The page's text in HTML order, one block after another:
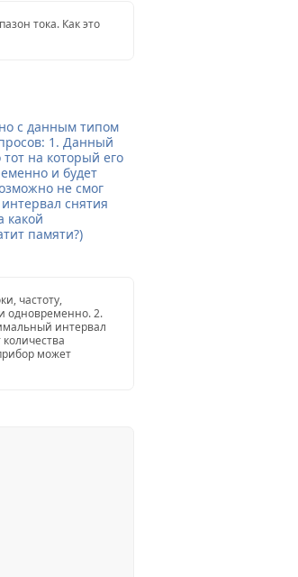
тока. Как это
с данным типом
1. Данный
на который его
и будет
не смог
снятия
какой
памяти?)
частоту,
одновременно. 2.
интервал
может